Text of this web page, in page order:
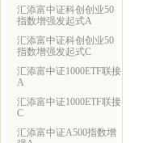
汇添富中证科创创业50
指数增强发起式A
汇添富中证科创创业50
指数增强发起式C
汇添富中证1000ETF联接
A
汇添富中证1000ETF联接
C
汇添富中证A500指数增